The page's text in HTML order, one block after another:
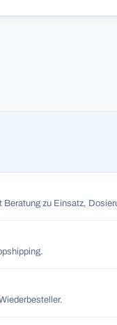
zu Einsatz,